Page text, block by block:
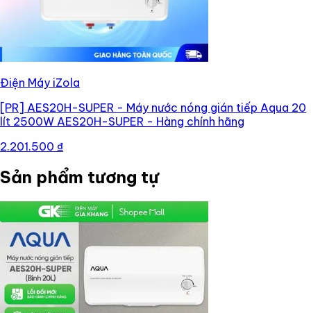
Điện Máy iZola
[PR] AES20H-SUPER - Máy nước nóng gián tiếp Aqua 20
lít 2500W AES20H-SUPER - Hàng chính hãng
2.201.500 ₫
Sản phẩm tương tự